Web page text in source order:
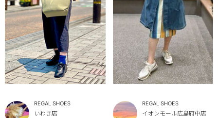
REGAL SHOES
いわき店
REGAL SHOES
イオンモール広島府中店